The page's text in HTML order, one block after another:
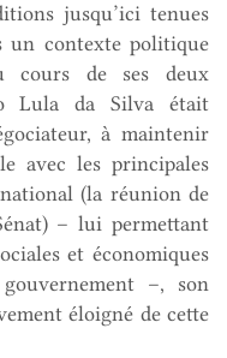
jusqu’ici tenues
un contexte politique
cours de ses deux
Lula da Silva était
à maintenir
avec les principales
(la réunion de
– lui permettant
et économiques
–, son
éloigné de cette